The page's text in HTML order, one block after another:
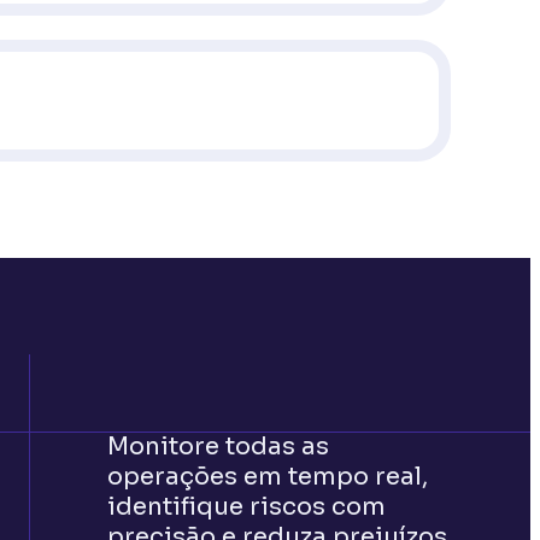
Monitore todas as
operações em tempo real,
identifique riscos com